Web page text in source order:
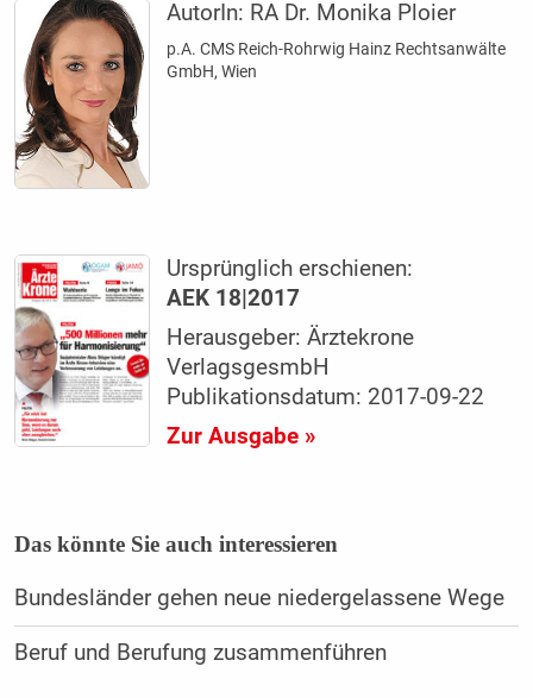
AutorIn: RA Dr. Monika Ploier
p.A. CMS Reich-Rohrwig Hainz Rechtsanwälte
GmbH, Wien
Ursprünglich erschienen:
AEK 18|2017
Herausgeber: Ärztekrone
VerlagsgesmbH
Publikationsdatum: 2017-09-22
Zur Ausgabe »
Das könnte Sie auch interessieren
Bundesländer gehen neue niedergelassene Wege
Beruf und Berufung zusammenführen